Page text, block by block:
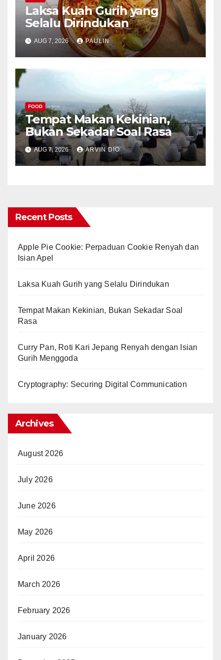
Laksa Kuah Gurih yang
Selalu Dirindukan
AUG 7, 2026 PAULIN
FOOD
Tempat Makan Kekinian,
Bukan Sekadar Soal Rasa
AUG 7, 2026 ARVIN DIO
Recent Posts
Apple Pie Cookie: Perpaduan Cookie Renyah dan
Isian Apel
Laksa Kuah Gurih yang Selalu Dirindukan
Tempat Makan Kekinian, Bukan Sekadar Soal
Rasa
Curry Pan, Roti Kari Jepang Renyah dengan Isian
Gurih Menggoda
Cryptography: Securing Digital Communication
Archives
August 2026
July 2026
June 2026
May 2026
April 2026
March 2026
February 2026
January 2026